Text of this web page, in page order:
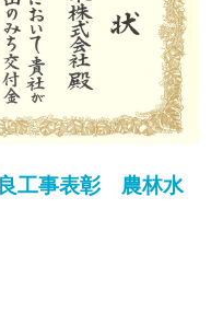
工事表彰 農林水